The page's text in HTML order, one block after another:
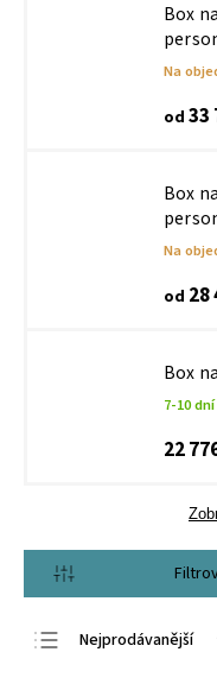
Box
Na
od 33
Box
Na
od 28
Box
7-10 dní
22
Nejprodávanější